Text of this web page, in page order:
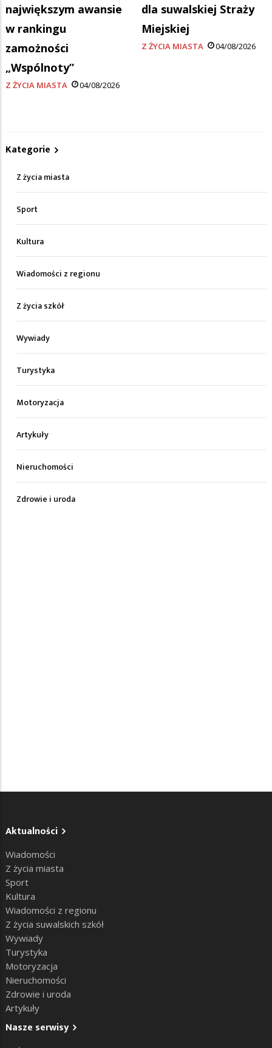
największym awansie
w rankingu
zamożności
„Wspólnoty”
Z ŻYCIA MIASTA 04/08/2026
dla suwalskiej Straży
Miejskiej
Z ŻYCIA MIASTA 04/08/2026
Kategorie
Z życia miasta
Sport
Kultura
Wiadomości z regionu
Z życia szkół
Wywiady
Turystyka
Motoryzacja
Artykuły
Nieruchomości
Zdrowie i uroda
Aktualności
Wiadomości
Z życia miasta
Sport
Kultura
Wiadomości z regionu
Z życia suwalskich szkół
Wywiady
Turystyka
Motoryzacja
Nieruchomości
Zdrowie i uroda
Artykuły
Nasze serwisy